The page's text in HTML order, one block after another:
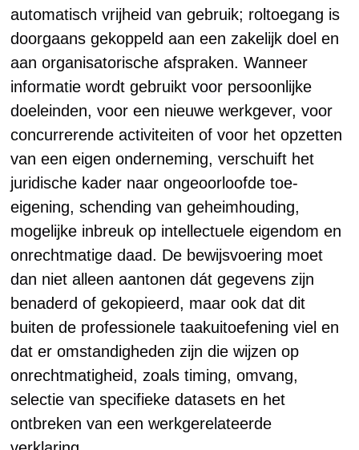
automatisch vrijheid van gebruik; roltoegang is
doorgaans gekoppeld aan een zakelijk doel en
aan organisatorische afspraken. Wanneer
informatie wordt gebruikt voor persoonlijke
doeleinden, voor een nieuwe werkgever, voor
concurrerende activiteiten of voor het opzetten
van een eigen onderneming, verschuift het
juridische kader naar ongeoorloofde toe-
eigening, schending van geheimhouding,
mogelijke inbreuk op intellectuele eigendom en
onrechtmatige daad. De bewijsvoering moet
dan niet alleen aantonen dát gegevens zijn
benaderd of gekopieerd, maar ook dat dit
buiten de professionele taakuitoefening viel en
dat er omstandigheden zijn die wijzen op
onrechtmatigheid, zoals timing, omvang,
selectie van specifieke datasets en het
ontbreken van een werkgerelateerde